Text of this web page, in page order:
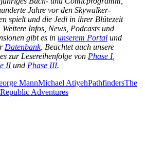
Jahre vor den Skywalker-
spielt und die Jedi in ihrer Blütezeit
Weitere Infos, News, Podcasts und
gibt es in unserem Portalund
Datenbank. Beachtet auch unsere
zur Lesereihenfolge von Phase I,
IIund Phase III.
MannMichael AtiyehPathfindersThe
Adventures